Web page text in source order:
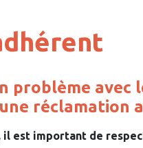
problème avec
réclamation
il est important de